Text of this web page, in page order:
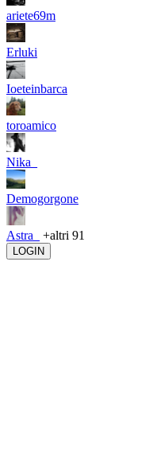
ariete69m
Erluki
Ioeteinbarca
toroamico
Nika_
Demogorgone
Astra_ +altri 91
LOGIN